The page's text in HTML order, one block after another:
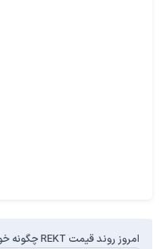
امروز روند قیمت REKT چگونه خواهد بود؟